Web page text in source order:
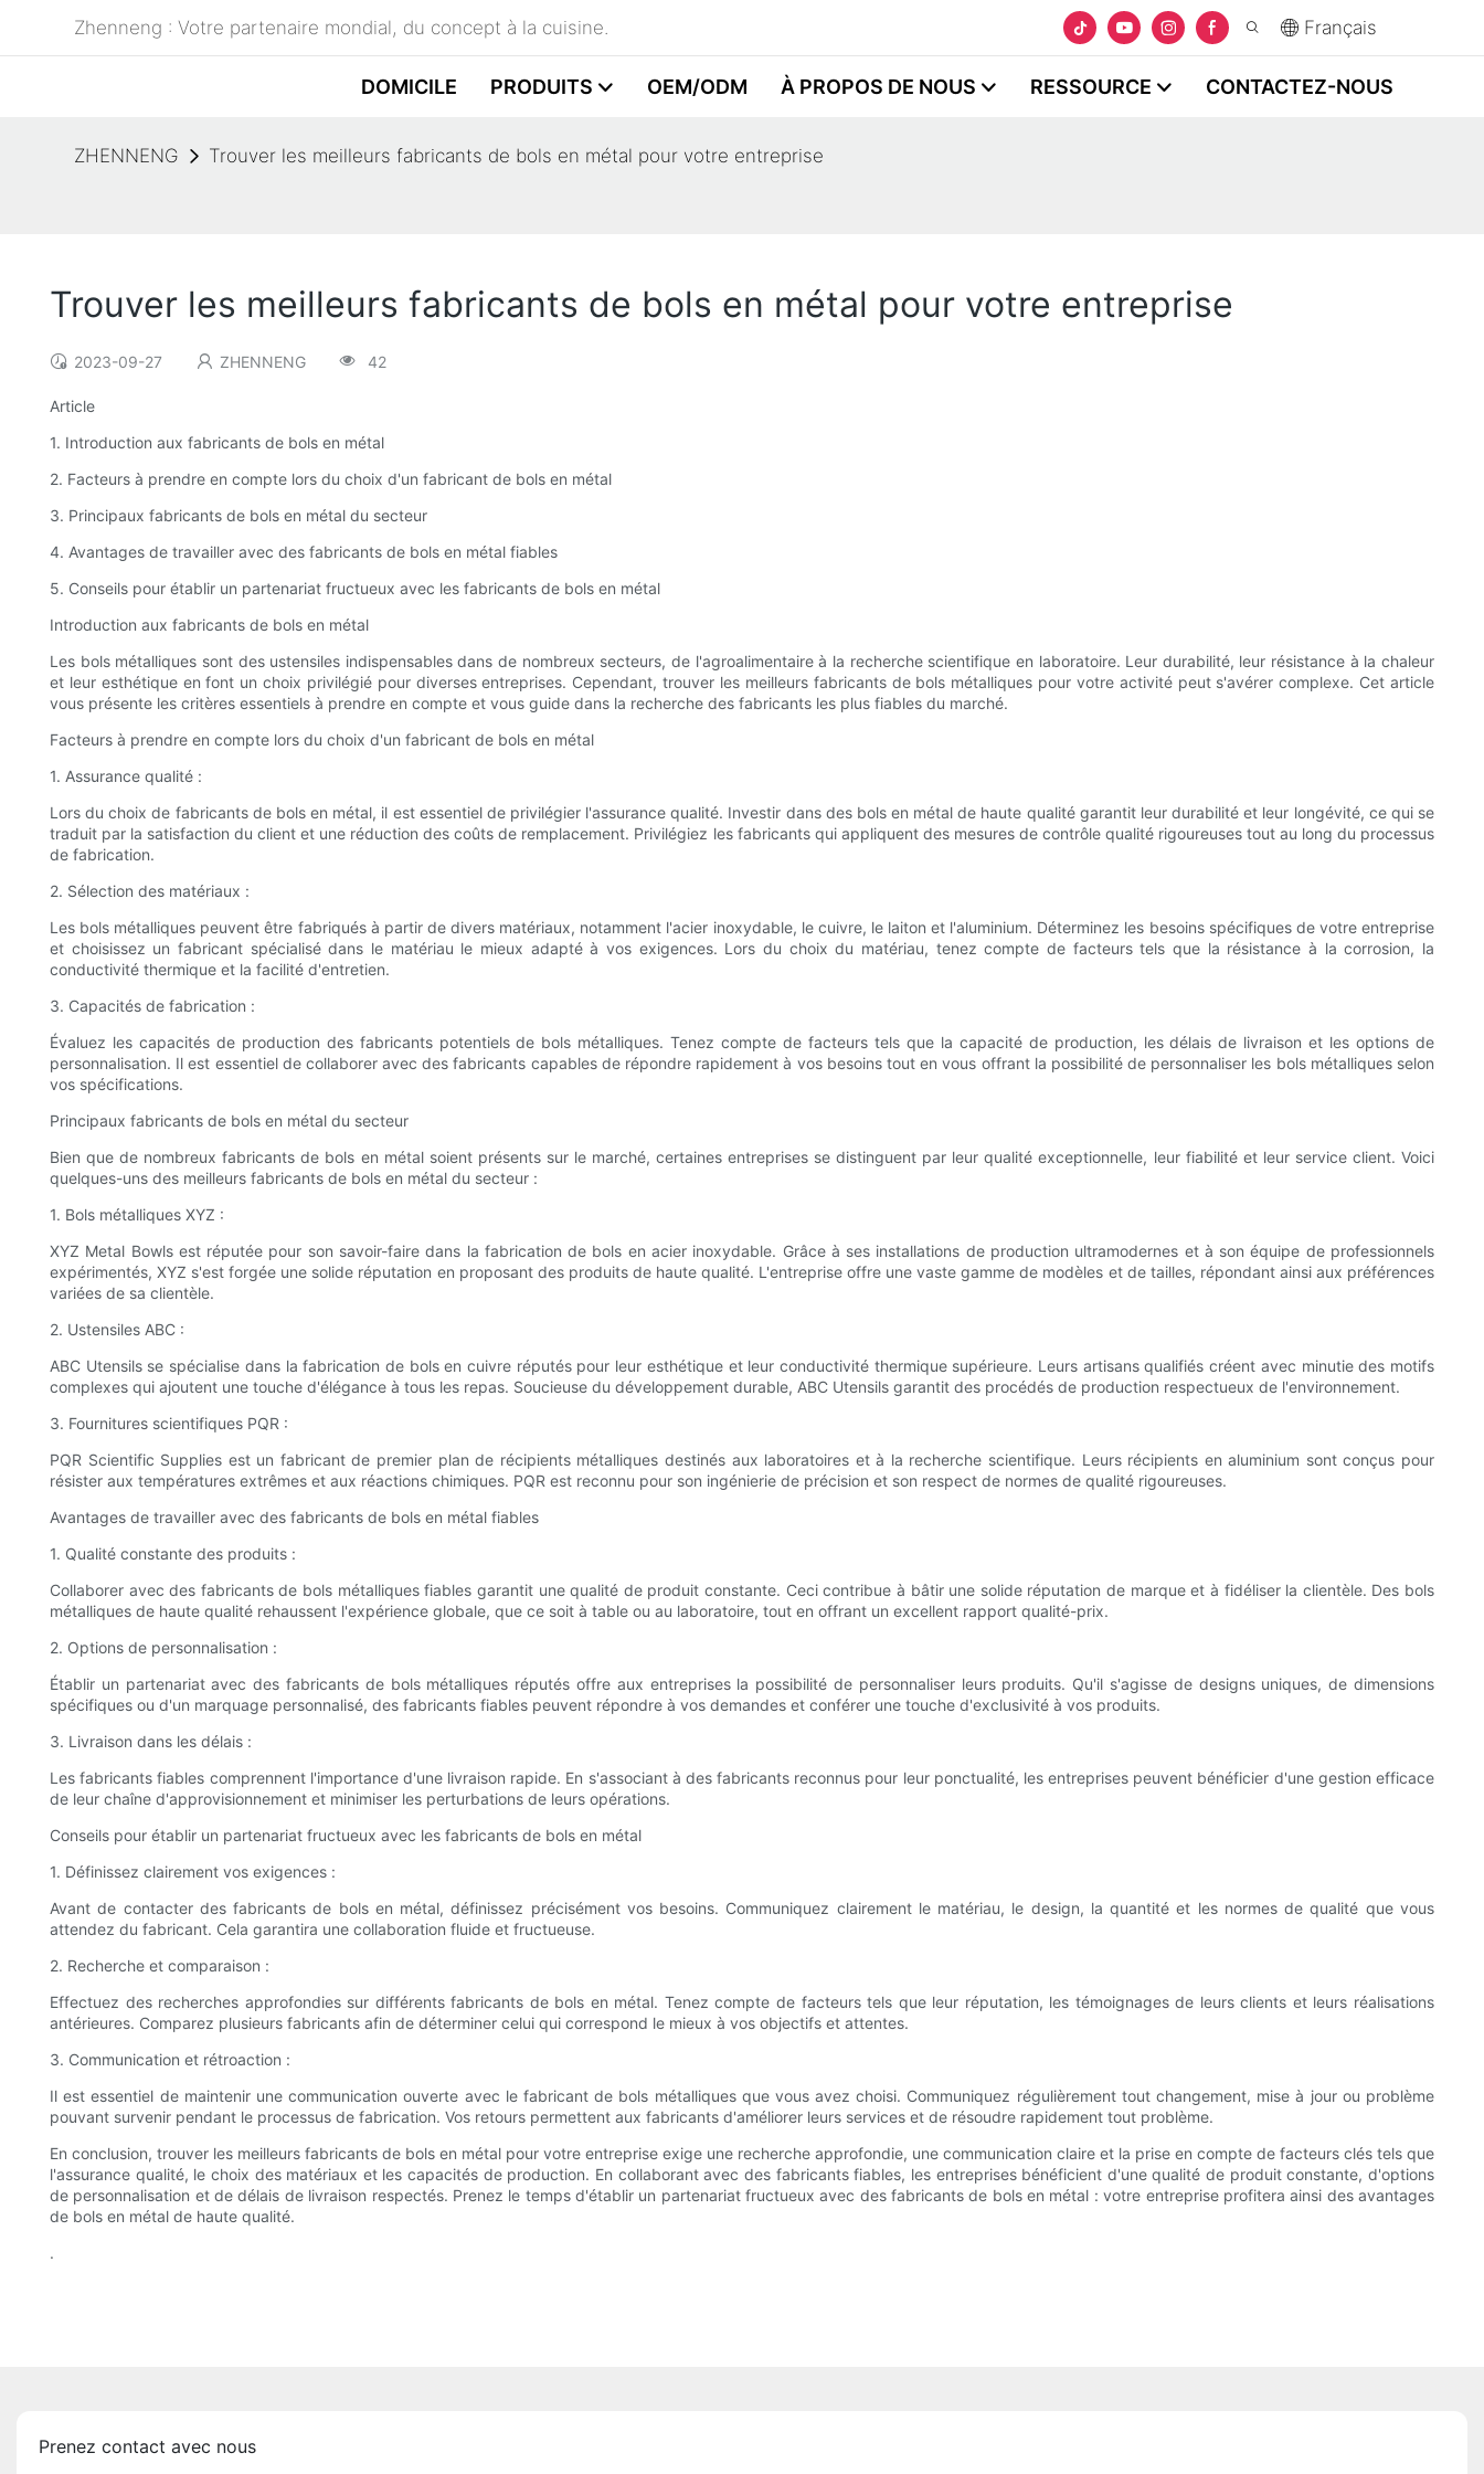
Zhenneng : Votre partenaire mondial, du concept à la cuisine. Français
DOMICILE PRODUITS OEM/ODM À PROPOS DE NOUS RESSOURCE CONTACTEZ-NOUS
ZHENNENG Trouver les meilleurs fabricants de bols en métal pour votre entreprise
Trouver les meilleurs fabricants de bols en métal pour votre entreprise
2023-09-27 ZHENNENG 42
Article
1. Introduction aux fabricants de bols en métal
2. Facteurs à prendre en compte lors du choix d'un fabricant de bols en métal
3. Principaux fabricants de bols en métal du secteur
4. Avantages de travailler avec des fabricants de bols en métal fiables
5. Conseils pour établir un partenariat fructueux avec les fabricants de bols en métal
Introduction aux fabricants de bols en métal
Les bols métalliques sont des ustensiles indispensables dans de nombreux secteurs, de l'agroalimentaire à la recherche scientifique en laboratoire. Leur durabilité, leur résistance à la chaleur
et leur esthétique en font un choix privilégié pour diverses entreprises. Cependant, trouver les meilleurs fabricants de bols métalliques pour votre activité peut s'avérer complexe. Cet article
vous présente les critères essentiels à prendre en compte et vous guide dans la recherche des fabricants les plus fiables du marché.
Facteurs à prendre en compte lors du choix d'un fabricant de bols en métal
1. Assurance qualité :
Lors du choix de fabricants de bols en métal, il est essentiel de privilégier l'assurance qualité. Investir dans des bols en métal de haute qualité garantit leur durabilité et leur longévité, ce qui se
traduit par la satisfaction du client et une réduction des coûts de remplacement. Privilégiez les fabricants qui appliquent des mesures de contrôle qualité rigoureuses tout au long du processus
de fabrication.
2. Sélection des matériaux :
Les bols métalliques peuvent être fabriqués à partir de divers matériaux, notamment l'acier inoxydable, le cuivre, le laiton et l'aluminium. Déterminez les besoins spécifiques de votre entreprise
et choisissez un fabricant spécialisé dans le matériau le mieux adapté à vos exigences. Lors du choix du matériau, tenez compte de facteurs tels que la résistance à la corrosion, la
conductivité thermique et la facilité d'entretien.
3. Capacités de fabrication :
Évaluez les capacités de production des fabricants potentiels de bols métalliques. Tenez compte de facteurs tels que la capacité de production, les délais de livraison et les options de
personnalisation. Il est essentiel de collaborer avec des fabricants capables de répondre rapidement à vos besoins tout en vous offrant la possibilité de personnaliser les bols métalliques selon
vos spécifications.
Principaux fabricants de bols en métal du secteur
Bien que de nombreux fabricants de bols en métal soient présents sur le marché, certaines entreprises se distinguent par leur qualité exceptionnelle, leur fiabilité et leur service client. Voici
quelques-uns des meilleurs fabricants de bols en métal du secteur :
1. Bols métalliques XYZ :
XYZ Metal Bowls est réputée pour son savoir-faire dans la fabrication de bols en acier inoxydable. Grâce à ses installations de production ultramodernes et à son équipe de professionnels
expérimentés, XYZ s'est forgée une solide réputation en proposant des produits de haute qualité. L'entreprise offre une vaste gamme de modèles et de tailles, répondant ainsi aux préférences
variées de sa clientèle.
2. Ustensiles ABC :
ABC Utensils se spécialise dans la fabrication de bols en cuivre réputés pour leur esthétique et leur conductivité thermique supérieure. Leurs artisans qualifiés créent avec minutie des motifs
complexes qui ajoutent une touche d'élégance à tous les repas. Soucieuse du développement durable, ABC Utensils garantit des procédés de production respectueux de l'environnement.
3. Fournitures scientifiques PQR :
PQR Scientific Supplies est un fabricant de premier plan de récipients métalliques destinés aux laboratoires et à la recherche scientifique. Leurs récipients en aluminium sont conçus pour
résister aux températures extrêmes et aux réactions chimiques. PQR est reconnu pour son ingénierie de précision et son respect de normes de qualité rigoureuses.
Avantages de travailler avec des fabricants de bols en métal fiables
1. Qualité constante des produits :
Collaborer avec des fabricants de bols métalliques fiables garantit une qualité de produit constante. Ceci contribue à bâtir une solide réputation de marque et à fidéliser la clientèle. Des bols
métalliques de haute qualité rehaussent l'expérience globale, que ce soit à table ou au laboratoire, tout en offrant un excellent rapport qualité-prix.
2. Options de personnalisation :
Établir un partenariat avec des fabricants de bols métalliques réputés offre aux entreprises la possibilité de personnaliser leurs produits. Qu'il s'agisse de designs uniques, de dimensions
spécifiques ou d'un marquage personnalisé, des fabricants fiables peuvent répondre à vos demandes et conférer une touche d'exclusivité à vos produits.
3. Livraison dans les délais :
Les fabricants fiables comprennent l'importance d'une livraison rapide. En s'associant à des fabricants reconnus pour leur ponctualité, les entreprises peuvent bénéficier d'une gestion efficace
de leur chaîne d'approvisionnement et minimiser les perturbations de leurs opérations.
Conseils pour établir un partenariat fructueux avec les fabricants de bols en métal
1. Définissez clairement vos exigences :
Avant de contacter des fabricants de bols en métal, définissez précisément vos besoins. Communiquez clairement le matériau, le design, la quantité et les normes de qualité que vous
attendez du fabricant. Cela garantira une collaboration fluide et fructueuse.
2. Recherche et comparaison :
Effectuez des recherches approfondies sur différents fabricants de bols en métal. Tenez compte de facteurs tels que leur réputation, les témoignages de leurs clients et leurs réalisations
antérieures. Comparez plusieurs fabricants afin de déterminer celui qui correspond le mieux à vos objectifs et attentes.
3. Communication et rétroaction :
Il est essentiel de maintenir une communication ouverte avec le fabricant de bols métalliques que vous avez choisi. Communiquez régulièrement tout changement, mise à jour ou problème
pouvant survenir pendant le processus de fabrication. Vos retours permettent aux fabricants d'améliorer leurs services et de résoudre rapidement tout problème.
En conclusion, trouver les meilleurs fabricants de bols en métal pour votre entreprise exige une recherche approfondie, une communication claire et la prise en compte de facteurs clés tels que
l'assurance qualité, le choix des matériaux et les capacités de production. En collaborant avec des fabricants fiables, les entreprises bénéficient d'une qualité de produit constante, d'options
de personnalisation et de délais de livraison respectés. Prenez le temps d'établir un partenariat fructueux avec des fabricants de bols en métal : votre entreprise profitera ainsi des avantages
de bols en métal de haute qualité.
.
Prenez contact avec nous